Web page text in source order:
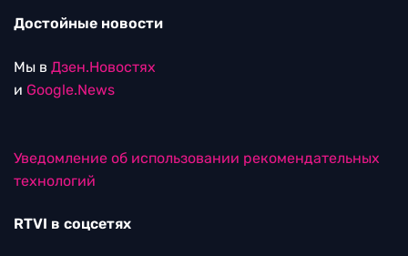
Достойные новости
Мы в Дзен.Новостях
и Google.News
Уведомление об использовании рекомендательных
технологий
RTVI в соцсетях